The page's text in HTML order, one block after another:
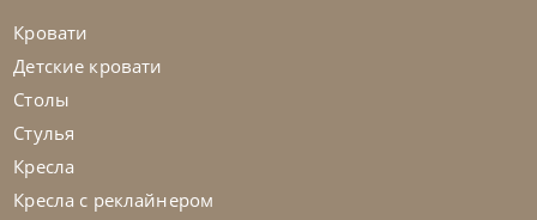
Кровати
Детские кровати
Столы
Стулья
Кресла
Кресла с реклайнером